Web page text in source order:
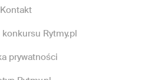
Kontakt
Rytmy.pl
prywatności